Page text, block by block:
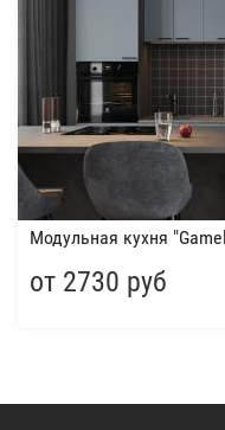
Модульная кухня
от 2730 руб